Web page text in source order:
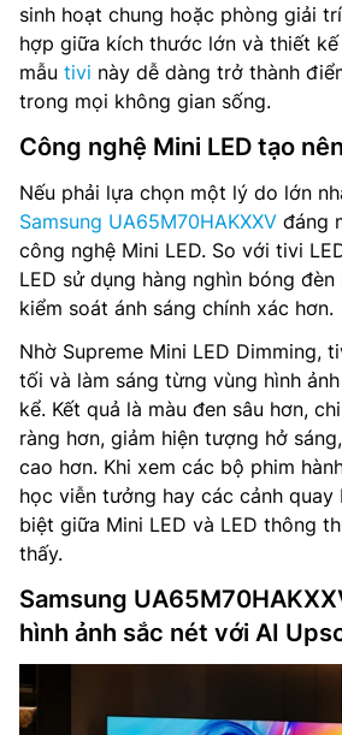
sinh hoạt chung hoặc phòng giải
hợp giữa kích thước lớn và thiết
mẫu tivi này dễ dàng trở thành
trong mọi không gian sống.
Công nghệ Mini LED tạo
Nếu phải lựa chọn một lý do lớn
Samsung UA65M70HAKXXV đáng
công nghệ Mini LED. So với tivi
LED sử dụng hàng nghìn bóng đèn
kiểm soát ánh sáng chính xác hơn.
Nhờ Supreme Mini LED Dimming,
tối và làm sáng từng vùng hình
kể. Kết quả là màu đen sâu hơn,
ràng hơn, giảm hiện tượng hở
cao hơn. Khi xem các bộ phim
học viễn tưởng hay các cảnh quay
biệt giữa Mini LED và LED thông
thấy.
Samsung
hình ảnh sắc nét với AI